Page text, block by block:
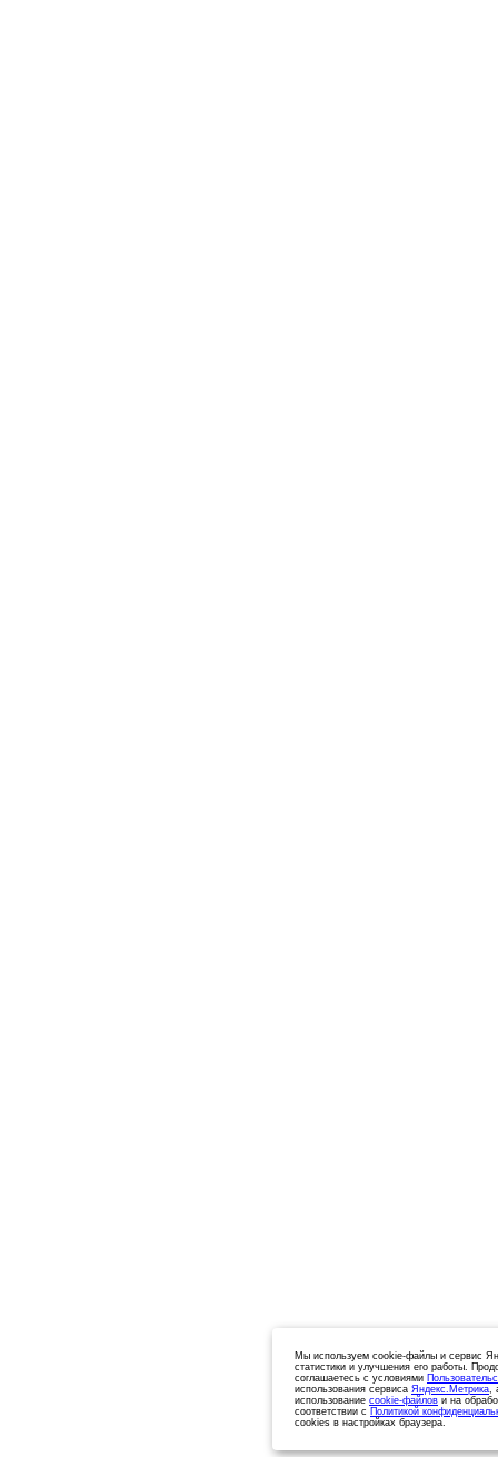
Мы используем cookie-файлы и сервис
статистики и улучшения его работы.
соглашаетесь с условиями
использования сервиса Яндекс.Метрика,
использование cookie-файлов и на
соответствии с Политикой
cookies в настройках браузера.